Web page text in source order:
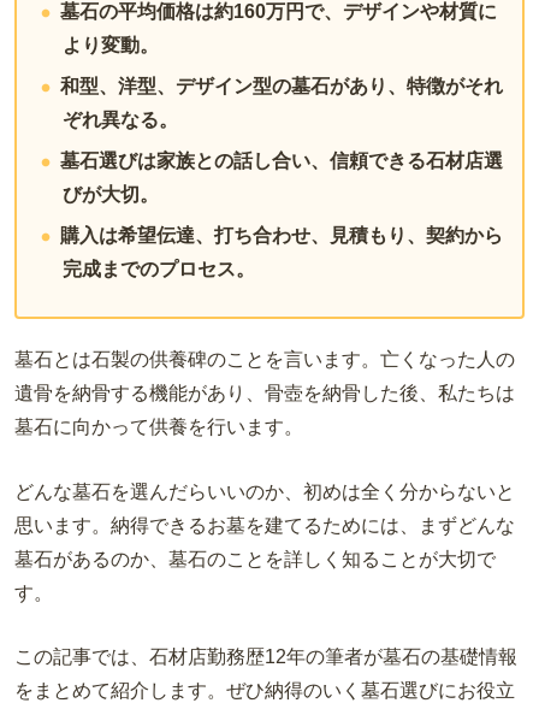
墓石の平均価格は約160万円で、デザインや材質に
より変動。
和型、洋型、デザイン型の墓石があり、特徴がそれ
ぞれ異なる。
墓石選びは家族との話し合い、信頼できる石材店選
びが大切。
購入は希望伝達、打ち合わせ、見積もり、契約から
完成までのプロセス。
墓石とは石製の供養碑のことを言います。亡くなった人の
遺骨を納骨する機能があり、骨壺を納骨した後、私たちは
墓石に向かって供養を行います。
どんな墓石を選んだらいいのか、初めは全く分からないと
思います。納得できるお墓を建てるためには、まずどんな
墓石があるのか、墓石のことを詳しく知ることが大切で
す。
この記事では、石材店勤務歴12年の筆者が墓石の基礎情報
をまとめて紹介します。ぜひ納得のいく墓石選びにお役立